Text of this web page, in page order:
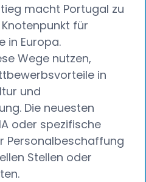
macht Portugal zu
für
in Europa.
Wege nutzen,
in
und
Die neuesten
oder spezifische
Personalbeschaffung
Stellen oder